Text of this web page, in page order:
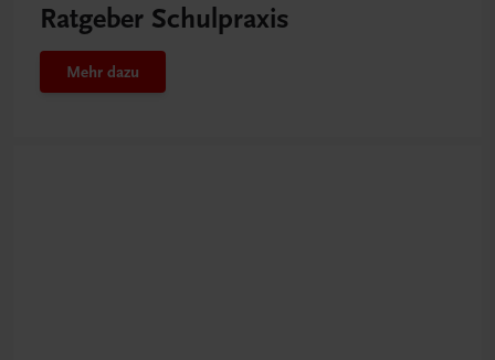
Ratgeber Schulpraxis
Mehr dazu